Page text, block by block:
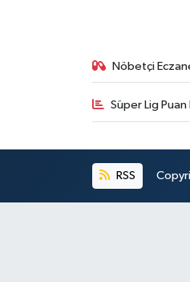
Nöbetçi
Süper Lig
RSS